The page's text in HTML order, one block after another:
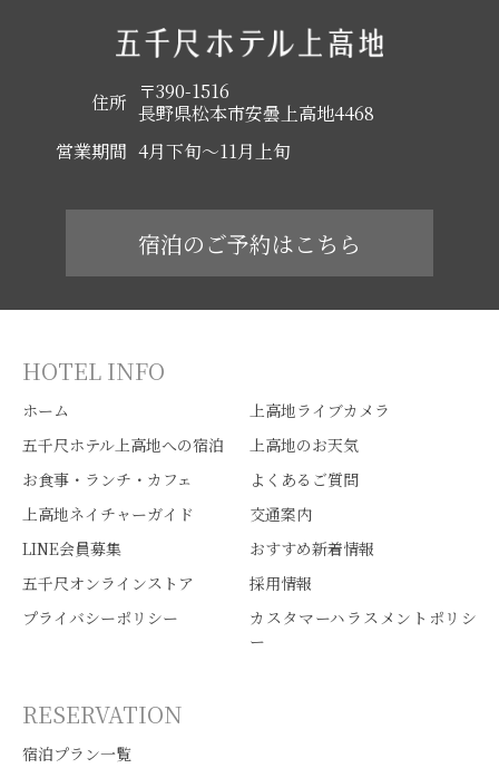
住所
〒390-1516
長野県松本市安曇上高地4468
営業期間 4月下旬～11月上旬
宿泊のご予約はこちら
HOTEL INFO
ホーム
上高地ライブカメラ
五千尺ホテル上高地への宿泊
上高地のお天気
お食事・ランチ・カフェ
よくあるご質問
上高地ネイチャーガイド
交通案内
LINE会員募集
おすすめ新着情報
五千尺オンラインストア
採用情報
プライバシーポリシー
カスタマーハラスメントポリシ
ー
RESERVATION
宿泊プラン一覧